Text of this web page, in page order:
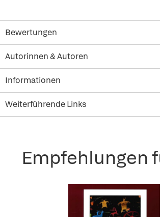
Bewertungen
Autorinnen & Autoren
Informationen
Weiterführende Links
Empfehlungen